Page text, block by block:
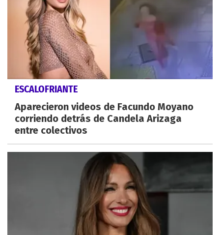
ESCALOFRIANTE
Aparecieron videos de Facundo Moyano
corriendo detrás de Candela Arizaga
entre colectivos